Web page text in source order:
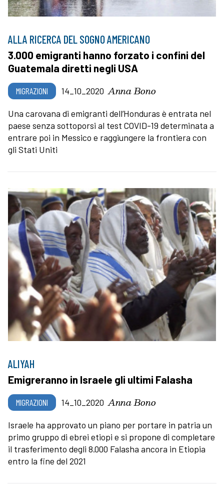
ALLA RICERCA DEL SOGNO AMERICANO
3.000 emigranti hanno forzato i confini del
Guatemala diretti negli USA
MIGRAZIONI 14_10_2020 Anna Bono
Una carovana di emigranti dell’Honduras è entrata nel
paese senza sottoporsi al test COVID-19 determinata a
entrare poi in Messico e raggiungere la frontiera con
gli Stati Uniti
ALIYAH
Emigreranno in Israele gli ultimi Falasha
MIGRAZIONI 14_10_2020 Anna Bono
Israele ha approvato un piano per portare in patria un
primo gruppo di ebrei etiopi e si propone di completare
il trasferimento degli 8.000 Falasha ancora in Etiopia
entro la fine del 2021